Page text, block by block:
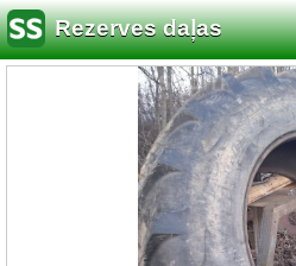
Rezerves daļas